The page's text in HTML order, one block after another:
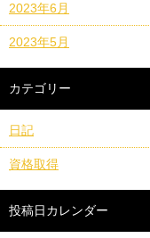
2023年6月
2023年5月
カテゴリー
日記
資格取得
投稿日カレンダー